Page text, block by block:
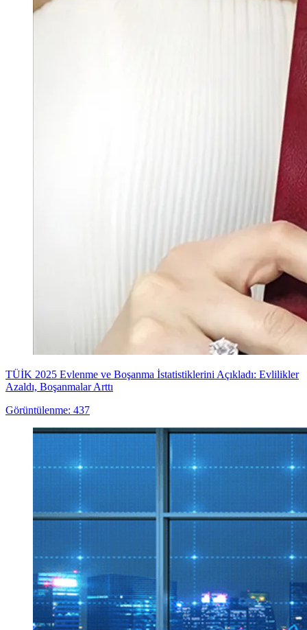
TÜİK 2025 Evlenme ve Boşanma İstatistiklerini Açıkladı: Evlilikler
Azaldı, Boşanmalar Arttı
Görüntülenme: 437